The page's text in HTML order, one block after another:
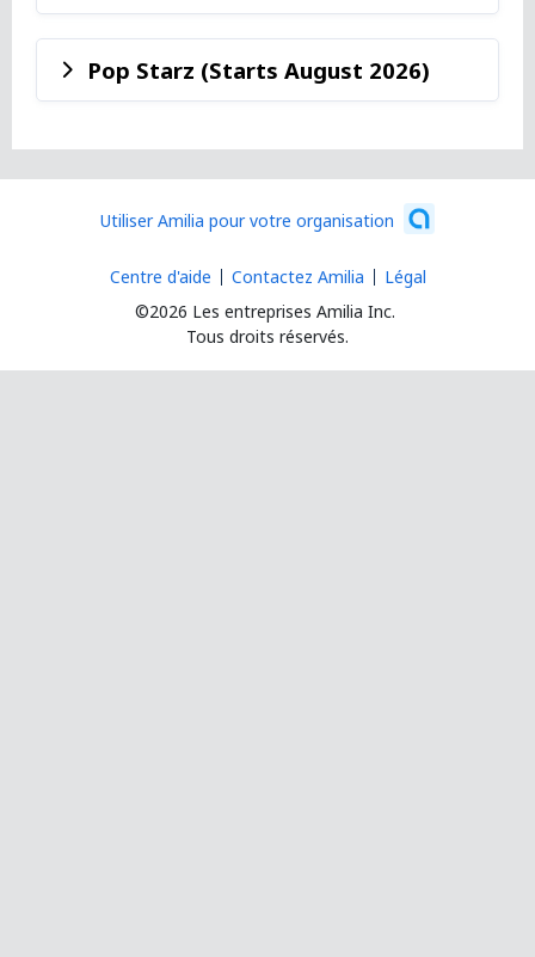
Pop Starz (Starts August 2026)
Utiliser Amilia pour votre organisation
©2026 Les entreprises Amilia Inc.
Tous droits réservés.
Centre d'aide Contactez Amilia Légal